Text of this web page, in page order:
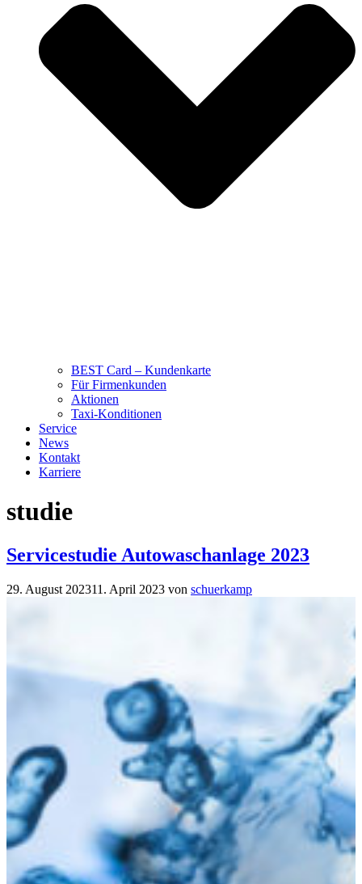
BEST Card – Kundenkarte
Für Firmenkunden
Aktionen
Taxi-Konditionen
Service
News
Kontakt
Karriere
studie
Servicestudie Autowaschanlage 2023
29. August 202311. April 2023 von schuerkamp